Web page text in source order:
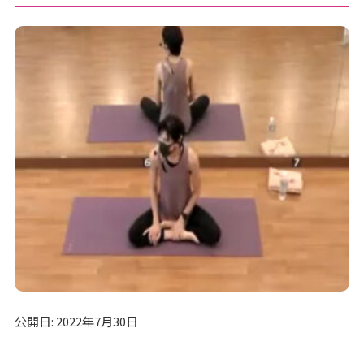
各種お手続き
公開日: 2022年7月30日